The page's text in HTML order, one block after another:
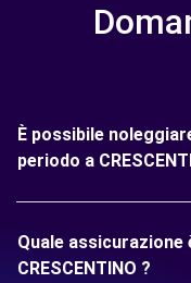
È possibile
periodo a
Quale assicurazione
CRESCENTINO ?